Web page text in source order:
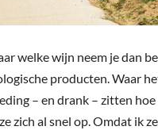
welke wijn neem je dan
producten. Waar
– en drank – zitten
zich al snel op. Omdat ik